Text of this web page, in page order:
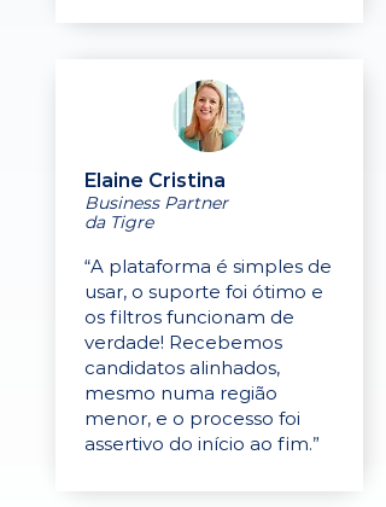
Elaine Cristina
Business Partner
da Tigre
“A plataforma é simples de
usar, o suporte foi ótimo e
os filtros funcionam de
verdade! Recebemos
candidatos alinhados,
mesmo numa região
menor, e o processo foi
assertivo do início ao fim.”